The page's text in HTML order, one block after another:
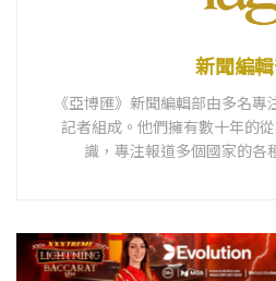
新聞編
《亞博匯》新聞編輯部由多名
記者組成。他們擁有數十年的
識，專注報道多個國家的各